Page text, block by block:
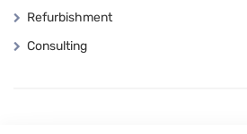
Refurbishment
Consulting